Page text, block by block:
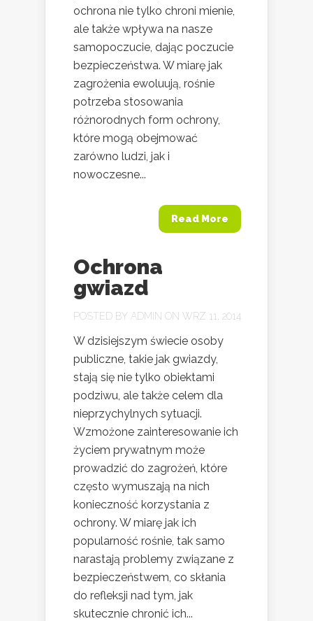
ochrona nie tylko chroni mienie,
ale także wpływa na nasze
samopoczucie, dając poczucie
bezpieczeństwa. W miarę jak
zagrożenia ewoluują, rośnie
potrzeba stosowania
różnorodnych form ochrony,
które mogą obejmować
zarówno ludzi, jak i
nowoczesne...
Read More
Ochrona
gwiazd
POSTED BY ADMIN ON WRZ 11, 2014
W dzisiejszym świecie osoby
publiczne, takie jak gwiazdy,
stają się nie tylko obiektami
podziwu, ale także celem dla
nieprzychylnych sytuacji.
Wzmożone zainteresowanie ich
życiem prywatnym może
prowadzić do zagrożeń, które
często wymuszają na nich
konieczność korzystania z
ochrony. W miarę jak ich
popularność rośnie, tak samo
narastają problemy związane z
bezpieczeństwem, co skłania
do refleksji nad tym, jak
skutecznie chronić ich...